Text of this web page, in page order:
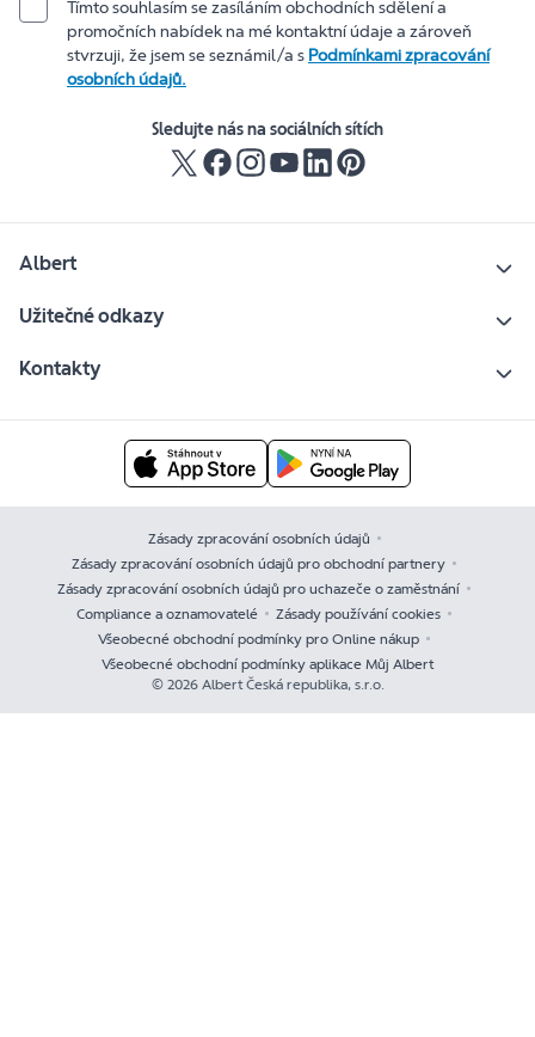
Tímto souhlasím se zasíláním obchodních sdělení a
promočních nabídek na mé kontaktní údaje a zároveň
stvrzuji, že jsem se seznámil/a s Podmínkami zpracování
osobních údajů.
Sledujte nás na sociálních sítích
Albert
Užitečné odkazy
Kontakty
Zásady zpracování osobních údajů
Zásady zpracování osobních údajů pro obchodní partnery
Zásady zpracování osobních údajů pro uchazeče o zaměstnání
Compliance a oznamovatelé
Zásady používání cookies
Všeobecné obchodní podmínky pro Online nákup
Všeobecné obchodní podmínky aplikace Můj Albert
© 2026 Albert Česká republika, s.r.o.